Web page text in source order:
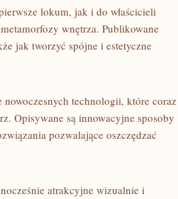
lokum, jak i do właścicieli
wnętrza. Publikowane
jak tworzyć spójne i estetyczne
nowoczesnych technologii, które coraz
Opisywane są innowacyjne sposoby
pozwalające oszczędzać
atrakcyjne wizualnie i